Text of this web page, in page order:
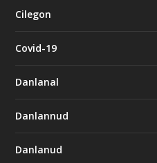
Cilegon
Covid-19
Danlanal
Danlannud
Danlanud